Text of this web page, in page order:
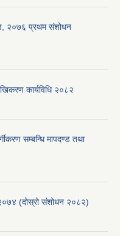
२०७६ प्रथम संशोधन
कार्यविधि २०८२
सम्बन्धि मापदण्ड तथा
२०७४ (दोस्रो संशोधन २०८२)